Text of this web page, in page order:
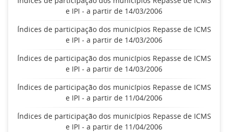
e IPI - a partir de 14/03/2006
Índices de participação dos municípios Repasse de ICMS
e IPI - a partir de 14/03/2006
Índices de participação dos municípios Repasse de ICMS
e IPI - a partir de 14/03/2006
Índices de participação dos municípios Repasse de ICMS
e IPI - a partir de 11/04/2006
Índices de participação dos municípios Repasse de ICMS
e IPI - a partir de 11/04/2006